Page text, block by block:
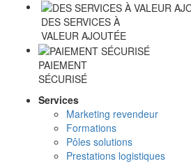
DES SERVICES À
VALEUR AJOUTÉE
PAIEMENT
SÉCURISÉ
Services
Marketing revendeur
Formations
Pôles solutions
Prestations logistiques